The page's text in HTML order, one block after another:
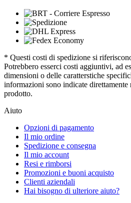
* Questi costi di spedizione si
Potrebbero esserci costi aggiuntivi, ad
dimensioni o delle caratterstiche
informazioni sono indicate direttamente
prodotto.
Aiuto
Opzioni di pagamento
Il mio ordine
Spedizione e consegna
Il mio account
Resi e rimborsi
Promozioni e buoni acquisto
Clienti aziendali
Hai bisogno di ulteriore aiuto?